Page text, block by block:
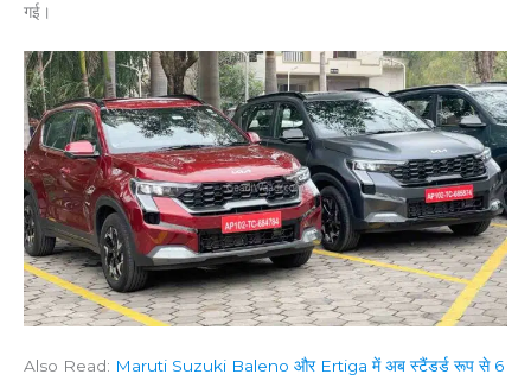
गई।
Also Read: Maruti Suzuki Baleno और Ertiga में अब स्टैंडर्ड रूप से 6